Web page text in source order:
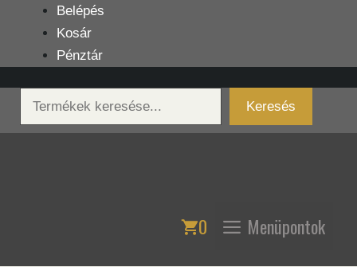
tartalomba
Belépés
Kosár
Pénztár
Keresés
Keresés
0 Menüpontok